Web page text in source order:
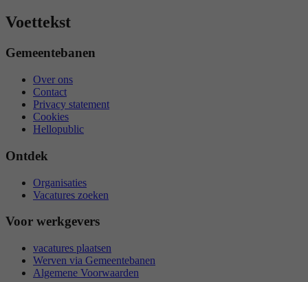
Voettekst
Gemeentebanen
Over ons
Contact
Privacy statement
Cookies
Hellopublic
Ontdek
Organisaties
Vacatures zoeken
Voor werkgevers
vacatures plaatsen
Werven via Gemeentebanen
Algemene Voorwaarden